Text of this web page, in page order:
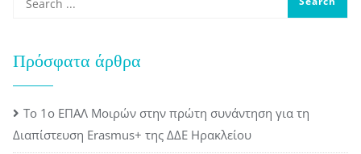
Πρόσφατα άρθρα
Το 1ο ΕΠΑΛ Μοιρών στην πρώτη συνάντηση για τη
Διαπίστευση Erasmus+ της ΔΔΕ Ηρακλείου